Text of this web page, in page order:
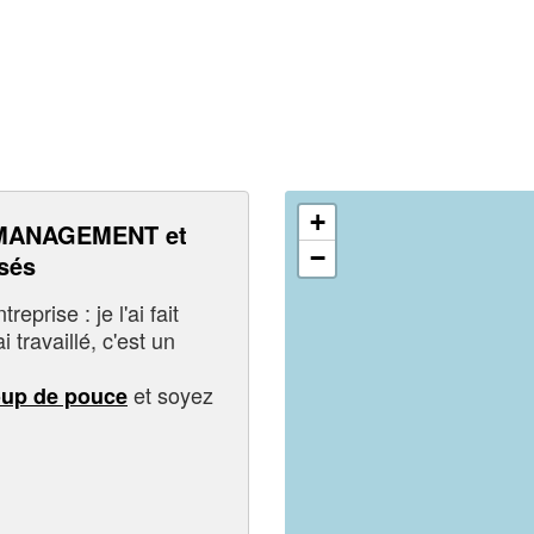
et
: je l'ai fait
travaillé, c'est un
de pouceet soyez
+
−